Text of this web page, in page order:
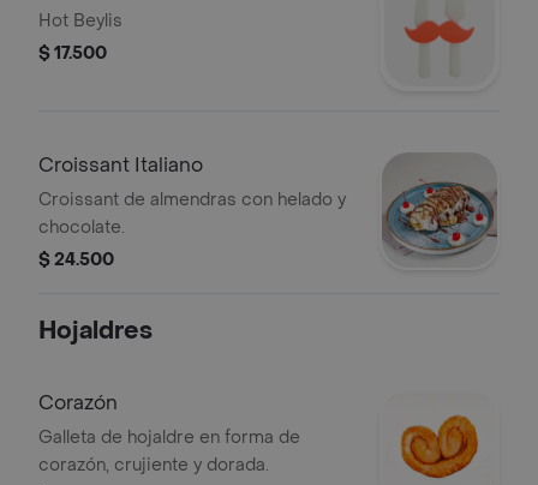
Hot Beylis
$ 17.500
Croissant Italiano
Croissant de almendras con helado y
chocolate.
$ 24.500
Hojaldres
Corazón
Galleta de hojaldre en forma de
corazón, crujiente y dorada.